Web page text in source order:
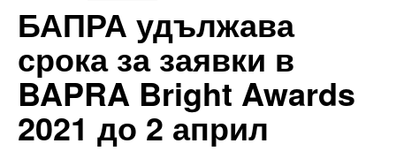
БАПРА удължава
срока за заявки в
BAPRA Bright Awards
2021 до 2 април